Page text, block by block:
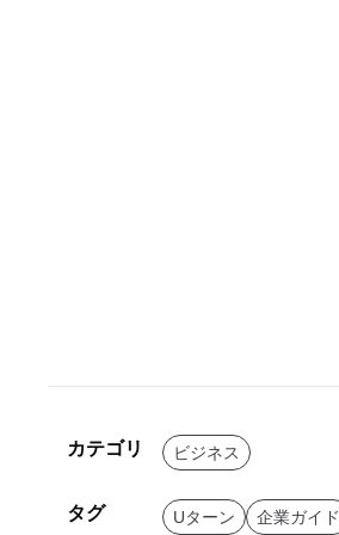
カテゴリ ビジネス
タグ Uターン 企業ガイド